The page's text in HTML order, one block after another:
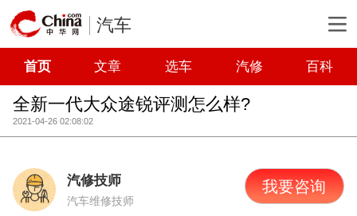
汽车
首页 文章 选车 汽修 百科
全新一代大众途锐评测怎么样?
2021-04-26 02:08:02
汽修技师
汽车维修技师
我要咨询